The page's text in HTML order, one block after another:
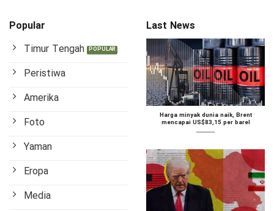
Popular
Timur Tengah
Peristiwa
Amerika
Foto
Yaman
Eropa
Media
Last News
Harga minyak dunia naik, Brent
mencapai US$83,15 per barel